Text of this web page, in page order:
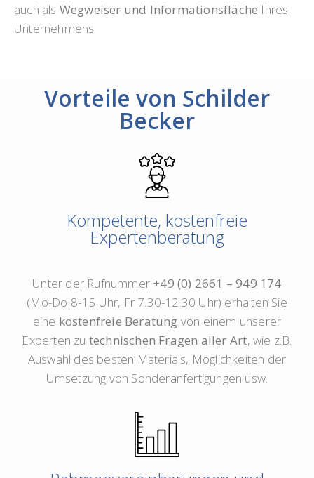
auch als Wegweiser und Informationsfläche Ihres
Unternehmens.
Vorteile von Schilder
Becker
Kompetente, kostenfreie
Expertenberatung
Unter der Rufnummer +49 (0) 2661 – 949 174
(Mo-Do 8-15 Uhr, Fr 7.30-12.30 Uhr) erhalten Sie
eine kostenfreie Beratung von einem unserer
Experten zu technischen Fragen aller Art, wie z.B.
Auswahl des besten Materials, Möglichkeiten der
Umsetzung von Sonderanfertigungen usw.